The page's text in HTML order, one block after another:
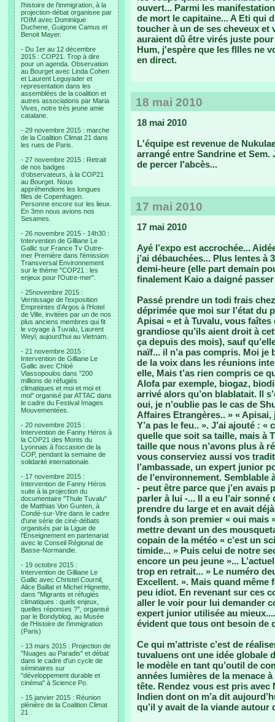
l’histoire de l’immigration, à la
projection-débat organisee par
l’OIM avec Dominique
Duchene, Guigone Camus et
Benoit Mayer.
- Du 1er au 12 décembre
2015 : COP21. Trop à dire
pour un agenda. Observation
au Bourget avec Linda Cohen
et Laurent Leguyader et
representation dans les
assemblées de la coalition et
autres associations par Maria
Vives, notre très jeune amie
catalane.
- 29 novembre 2015 : marche
de la Coalition Climat 21 dans
les rues de Paris.
- 27 novembre 2015 : Retrait
de nos badges
d’observateurs, à la COP21
au Bourget. Nous
appréhendions les longues
files de Copenhagen.
Personne encore sur les lieux.
En 3mn nous avions nos
Sesames.
- 26 novembre 2015 - 14h30 :
Intervention de Gilliane Le
Gallic sur France Tv Outre-
mer Première dans l'émission
Transversal Environnement
sur le thème "COP21 : les
enjeux pour l'Outre-mer".
- 25novembre 2015 :
Vernissage de l’exposition
Empreintes d’Argos à l’Hotel
de Ville, invitées par un de nos
plus anciens membres qui fit
le voyage à Tuvalu, Laurent
Weyl, aujourd’hui au Vietnam.
- 21 novembre 2015 :
Intervention de Gilliane Le
Gallic avec Chloé
Vlassopoulos dans "200
millions de réfugiés
climatiques et moi et moi et
moi" organisé par ATTAC dans
le cadre du Festival Images
Mouvementées.
- 20 novembre 2015 :
Intervention de Fanny Héros à
la COP21 des Monts du
Lyonnais à l'occasion de la
COP, pendant la semaine de
solidarité internationale.
- 17 novembre 2015 :
Intervention de Fanny Héros
suite à la projection du
documentaire "Thule Tuvalu"
de Matthias Von Gunten, à
Condé-sur-Vire dans le cadre
d'une série de ciné-débats
organisés par la Ligue de
l'Enseignement en partenariat
avec le Conseil Régional de
Basse-Normandie.
- 19 octobre 2015 :
Intervention de Gilliane Le
Gallic avec Christel Cournil,
Alice Baillat et Michel Hignette,
dans "Migrants et réfugiés
climatiques : quels enjeux,
quelles réponses ?", organisé
par le Bondyblog, au Musée
de l'Histoire de l'immigration
(Paris)
- 13 mars 2015 : Projection de
"Nuages au Paradis" et débat
dans le cadre d'un cycle de
séminaires sur
"développement durable et
cinéma" à Science Po.
- 15 janvier 2015 : Réunion
plénière de la Coalition Climat
21
ouvert... Parmi les
de mort le capitaine... A Eti qui
toucher à un de ses cheveux
auraient dû être virés juste
Hum, j'espère que les fllles ne
en direct.
18 mai 2010
18 mai 2010
L'équipe est revenue de
arrangé entre Sandrine et
de percer l'abcès...
17 mai 2010
17 mai 2010
Ayé l’expo est accrochée...
j’ai débauchées... Plus lentes à
demi-heure (elle part demain
finalement Kaio a daigné
Passé prendre un todi frais
déprimée que moi sur l’état du
Apisai « et à Tuvalu, vous
grandiose qu’ils aient droit à
ça depuis des mois), sauf
naïf... il n’a pas compris. Moi
de la voix dans les réunions
elle, Mais t’as rien compris ce
Alofa par exemple, biogaz,
arrivé alors qu’on blablatait. Il
oui, je n’oublie pas le cas de
Affaires Etrangères.. » «
Y’a pas le feu.. ». J’ai ajouté :
quelle que soit sa taille, mais à
taille que nous n’avons plus à
vous conserviez aussi vos
l’ambassade, un expert junior
de l’environnement. Semblable
- peut être parce que j’en avais
parler à lui -... Il a eu l’air
prendre du large et en avait
fonds à son premier « oui mais
mettre devant un des
copain de la météo « c’est un
timide... » Puis celui de notre
encore un peu jeune »...
trop en retrait... » Le numéro
Excellent. ». Mais quand même
peu idiot. En revenant sur ces
aller le voir pour lui demander
expert junior utilisée au
évident que tous ont besoin de
Ce qui m’attriste c’est de
tuvaluens ont une idée globale
le modèle en tant qu’outil de
années lumières de la menace
tête. Rendez vous est pris
Indien dont on m’a dit
qu’il y avait de la viande autour